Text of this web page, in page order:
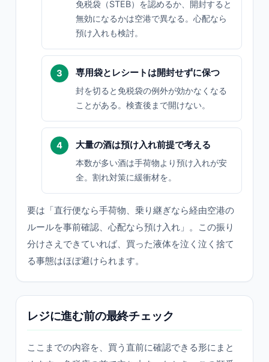
免税袋（STEB）を認めるか、開封すると
無効になるかは空港で異なる。心配なら
預け入れも検討。
専用袋とレシートは開封せずに保つ
封を切ると免税袋の例外が効かなくなる
ことがある。検査後まで開けない。
大量の酒は預け入れ前提で考える
本数が多い酒は手荷物より預け入れが安
全。割れ対策に緩衝材を。
要は「直行便なら手荷物、乗り継ぎなら経由空港の
ルールを事前確認、心配なら預け入れ」。この振り
分けさえできていれば、買った液体を泣く泣く捨て
る事態はほぼ避けられます。
レジに進む前の最終チェック
ここまでの内容を、買う直前に確認できる形にまと